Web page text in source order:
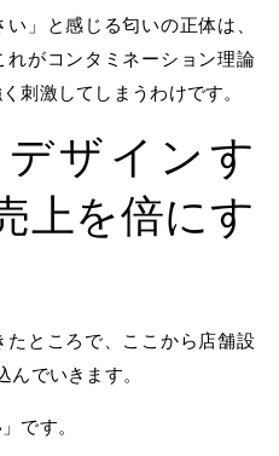
」と感じる匂いの正体は、
がコンタミネーション理論
刺激してしまうわけです。
デザインす
上を倍にす
ところで、ここから店舗設
でいきます。
です。